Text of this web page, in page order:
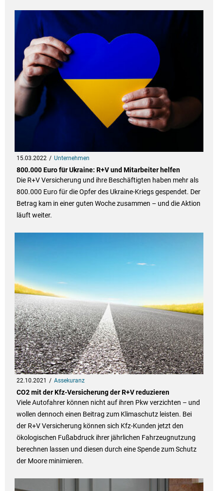
15.03.2022 Unternehmen
800.000 Euro für Ukraine: R+V und Mitarbeiter helfen
Die R+V Versicherung und ihre Beschäftigten haben mehr als
800.000 Euro für die Opfer des Ukraine-Kriegs gespendet. Der
Betrag kam in einer guten Woche zusammen – und die Aktion
läuft weiter.
22.10.2021 Assekuranz
CO2 mit der Kfz-Versicherung der R+V reduzieren
Viele Autofahrer können nicht auf ihren Pkw verzichten – und
wollen dennoch einen Beitrag zum Klimaschutz leisten. Bei
der R+V Versicherung können sich Kfz-Kunden jetzt den
ökologischen Fußabdruck ihrer jährlichen Fahrzeugnutzung
berechnen lassen und diesen durch eine Spende zum Schutz
der Moore minimieren.